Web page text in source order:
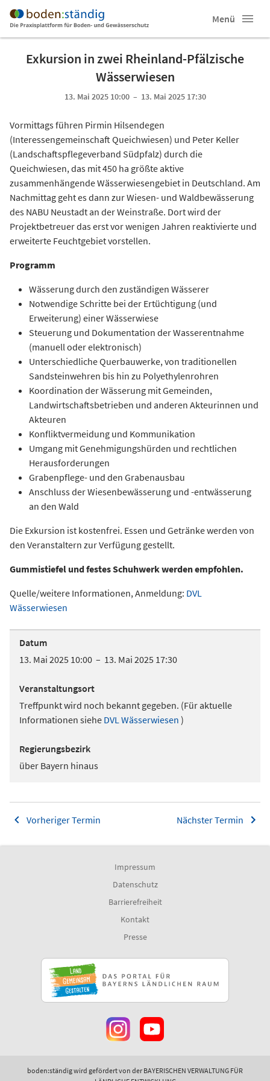
Menü
Exkursion in zwei Rheinland-Pfälzische
Wässerwiesen
13. Mai 2025 10:00 – 13. Mai 2025 17:30
Vormittags führen Pirmin Hilsendegen
(Interessengemeinschaft Queichwiesen) und Peter Keller
(Landschaftspflegeverband Südpfalz) durch die
Queichwiesen, das mit 450 ha größte aktive
zusammenhängende Wässerwiesengebiet in Deutschland. Am
Nachmittag geht es dann zur Wiesen- und Waldbewässerung
des NABU Neustadt an der Weinstraße. Dort wird der
Projektbetreuer das erst vor wenigen Jahren reaktivierte und
erweiterte Feuchtgebiet vorstellen.
Programm
Wässerung durch den zuständigen Wässerer
Notwendige Schritte bei der Ertüchtigung (und
Erweiterung) einer Wässerwiese
Steuerung und Dokumentation der Wasserentnahme
(manuell oder elektronisch)
Unterschiedliche Querbauwerke, von traditionellen
Sandsteinwehren bis hin zu Polyethylenrohren
Koordination der Wässerung mit Gemeinden,
Landwirtschaftsbetrieben und anderen Akteurinnen und
Akteuren
Konfliktvermeidung und Kommunikation
Umgang mit Genehmigungshürden und rechtlichen
Herausforderungen
Grabenpflege- und den Grabenausbau
Anschluss der Wiesenbewässerung und -entwässerung
an den Wald
Die Exkursion ist kostenfrei. Essen und Getränke werden von
den Veranstaltern zur Verfügung gestellt.
Gummistiefel und festes Schuhwerk werden empfohlen.
Quelle/weitere Informationen, Anmeldung: DVL
Wässerwiesen
Datum
13. Mai 2025 10:00 – 13. Mai 2025 17:30
Veranstaltungsort
Treffpunkt wird noch bekannt gegeben. (Für aktuelle
Informationen siehe DVL Wässerwiesen )
Regierungsbezirk
über Bayern hinaus
Vorheriger Termin Nächster Termin
Impressum
Datenschutz
Barrierefreiheit
Kontakt
Presse
boden:ständig wird gefördert von der BAYERISCHEN VERWALTUNG FÜR